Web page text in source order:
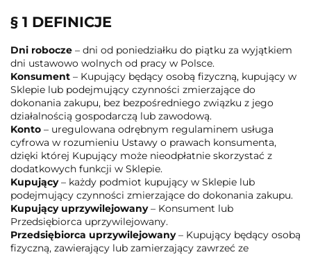
§ 1 DEFINICJE
Dni robocze – dni od poniedziałku do piątku za wyjątkiem
dni ustawowo wolnych od pracy w Polsce.
Konsument – Kupujący będący osobą fizyczną, kupujący w
Sklepie lub podejmujący czynności zmierzające do
dokonania zakupu, bez bezpośredniego związku z jego
działalnością gospodarczą lub zawodową.
Konto – uregulowana odrębnym regulaminem usługa
cyfrowa w rozumieniu Ustawy o prawach konsumenta,
dzięki której Kupujący może nieodpłatnie skorzystać z
dodatkowych funkcji w Sklepie.
Kupujący– każdy podmiot kupujący w Sklepie lub
podejmujący czynności zmierzające do dokonania zakupu.
Kupujący uprzywilejowany– Konsument lub
Przedsiębiorca uprzywilejowany.
Przedsiębiorca uprzywilejowany– Kupujący będący osobą
fizyczną, zawierający lub zamierzający zawrzeć ze